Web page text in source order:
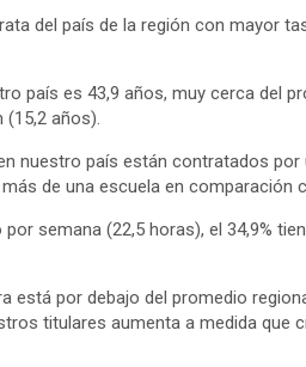
del país de la región con mayor
país es 43,9 años, muy cerca del
(15,2 años).
país están contratados
de una escuela en comparación
semana (22,5 horas), el 34,9%
por debajo del promedio
titulares aumenta a medida que